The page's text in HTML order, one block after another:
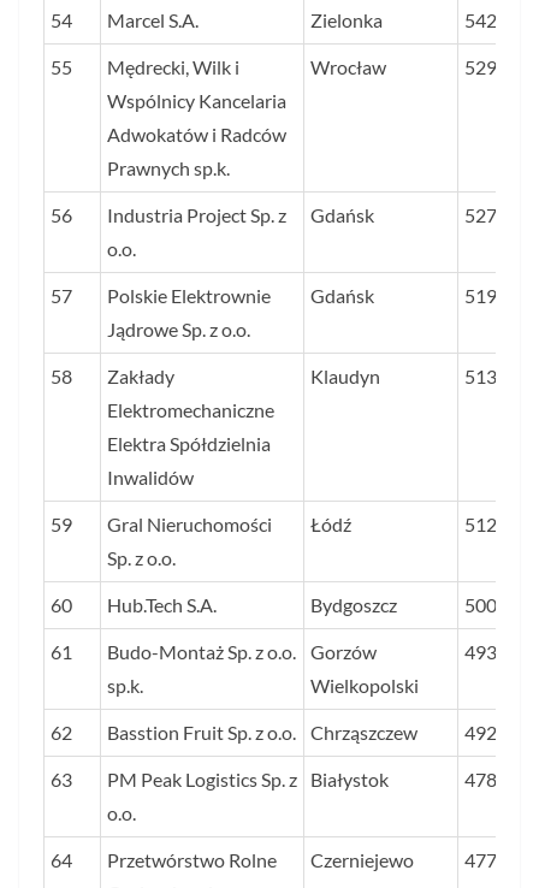
54 Marcel S.A. Zielonka 5424
55
Mędrecki, Wilk i
Wspólnicy Kancelaria
Adwokatów i Radców
Prawnych sp.k.
Wrocław 5299
56
Industria Project Sp. z
o.o.
Gdańsk 5278
57
Polskie Elektrownie
Jądrowe Sp. z o.o.
Gdańsk 5198
58
Zakłady
Elektromechaniczne
Elektra Spółdzielnia
Inwalidów
Klaudyn 5135
59
Gral Nieruchomości
Sp. z o.o.
Łódź 5129
60 Hub.Tech S.A. Bydgoszcz 5006
61
Budo-Montaż Sp. z o.o.
sp.k.
Gorzów
Wielkopolski
4936
62 Basstion Fruit Sp. z o.o. Chrząszczew 4921
63
PM Peak Logistics Sp. z
o.o.
Białystok 4787
64
Przetwórstwo Rolne
Czerniejewo 4777